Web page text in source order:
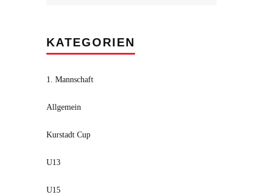
KATEGORIEN
1. Mannschaft
Allgemein
Kurstadt Cup
U13
U15